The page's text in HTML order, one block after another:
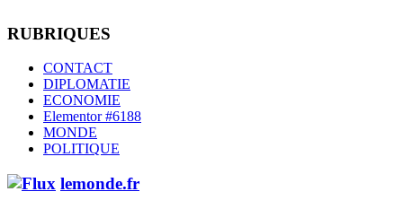
RUBRIQUES
CONTACT
DIPLOMATIE
ECONOMIE
Elementor #6188
MONDE
POLITIQUE
lemonde.fr